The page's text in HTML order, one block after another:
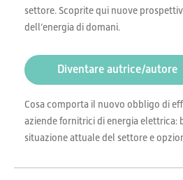
settore. Scoprite qui nuove
dell’energia di domani.
Diventare autrice/autore
Cosa comporta il nuovo obbligo di
aziende fornitrici di energia elettrica:
situazione attuale del settore e